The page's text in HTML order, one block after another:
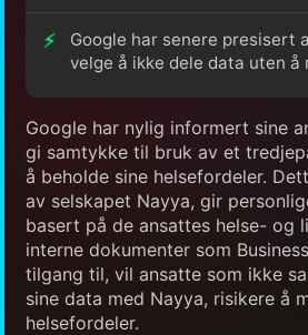
Google har senere presisert
velge å ikke dele data uten å
Google har nylig informert sine
gi samtykke til bruk av et
å beholde sine helsefordeler.
av selskapet Nayya, gir
basert på de ansattes helse- og
interne dokumenter som
tilgang til, vil ansatte som ikke
sine data med Nayya, risikere å
helsefordeler.